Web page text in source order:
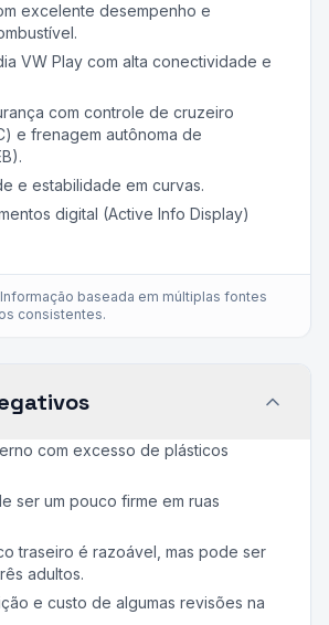
excelente desempenho e
VW Play com alta conectividade e
com controle de cruzeiro
e frenagem autônoma de
e estabilidade em curvas.
digital (Active Info Display)
Informação baseada em múltiplas fontes
consistentes.
com excesso de plásticos
ser um pouco firme em ruas
traseiro é razoável, mas pode ser
adultos.
e custo de algumas revisões na